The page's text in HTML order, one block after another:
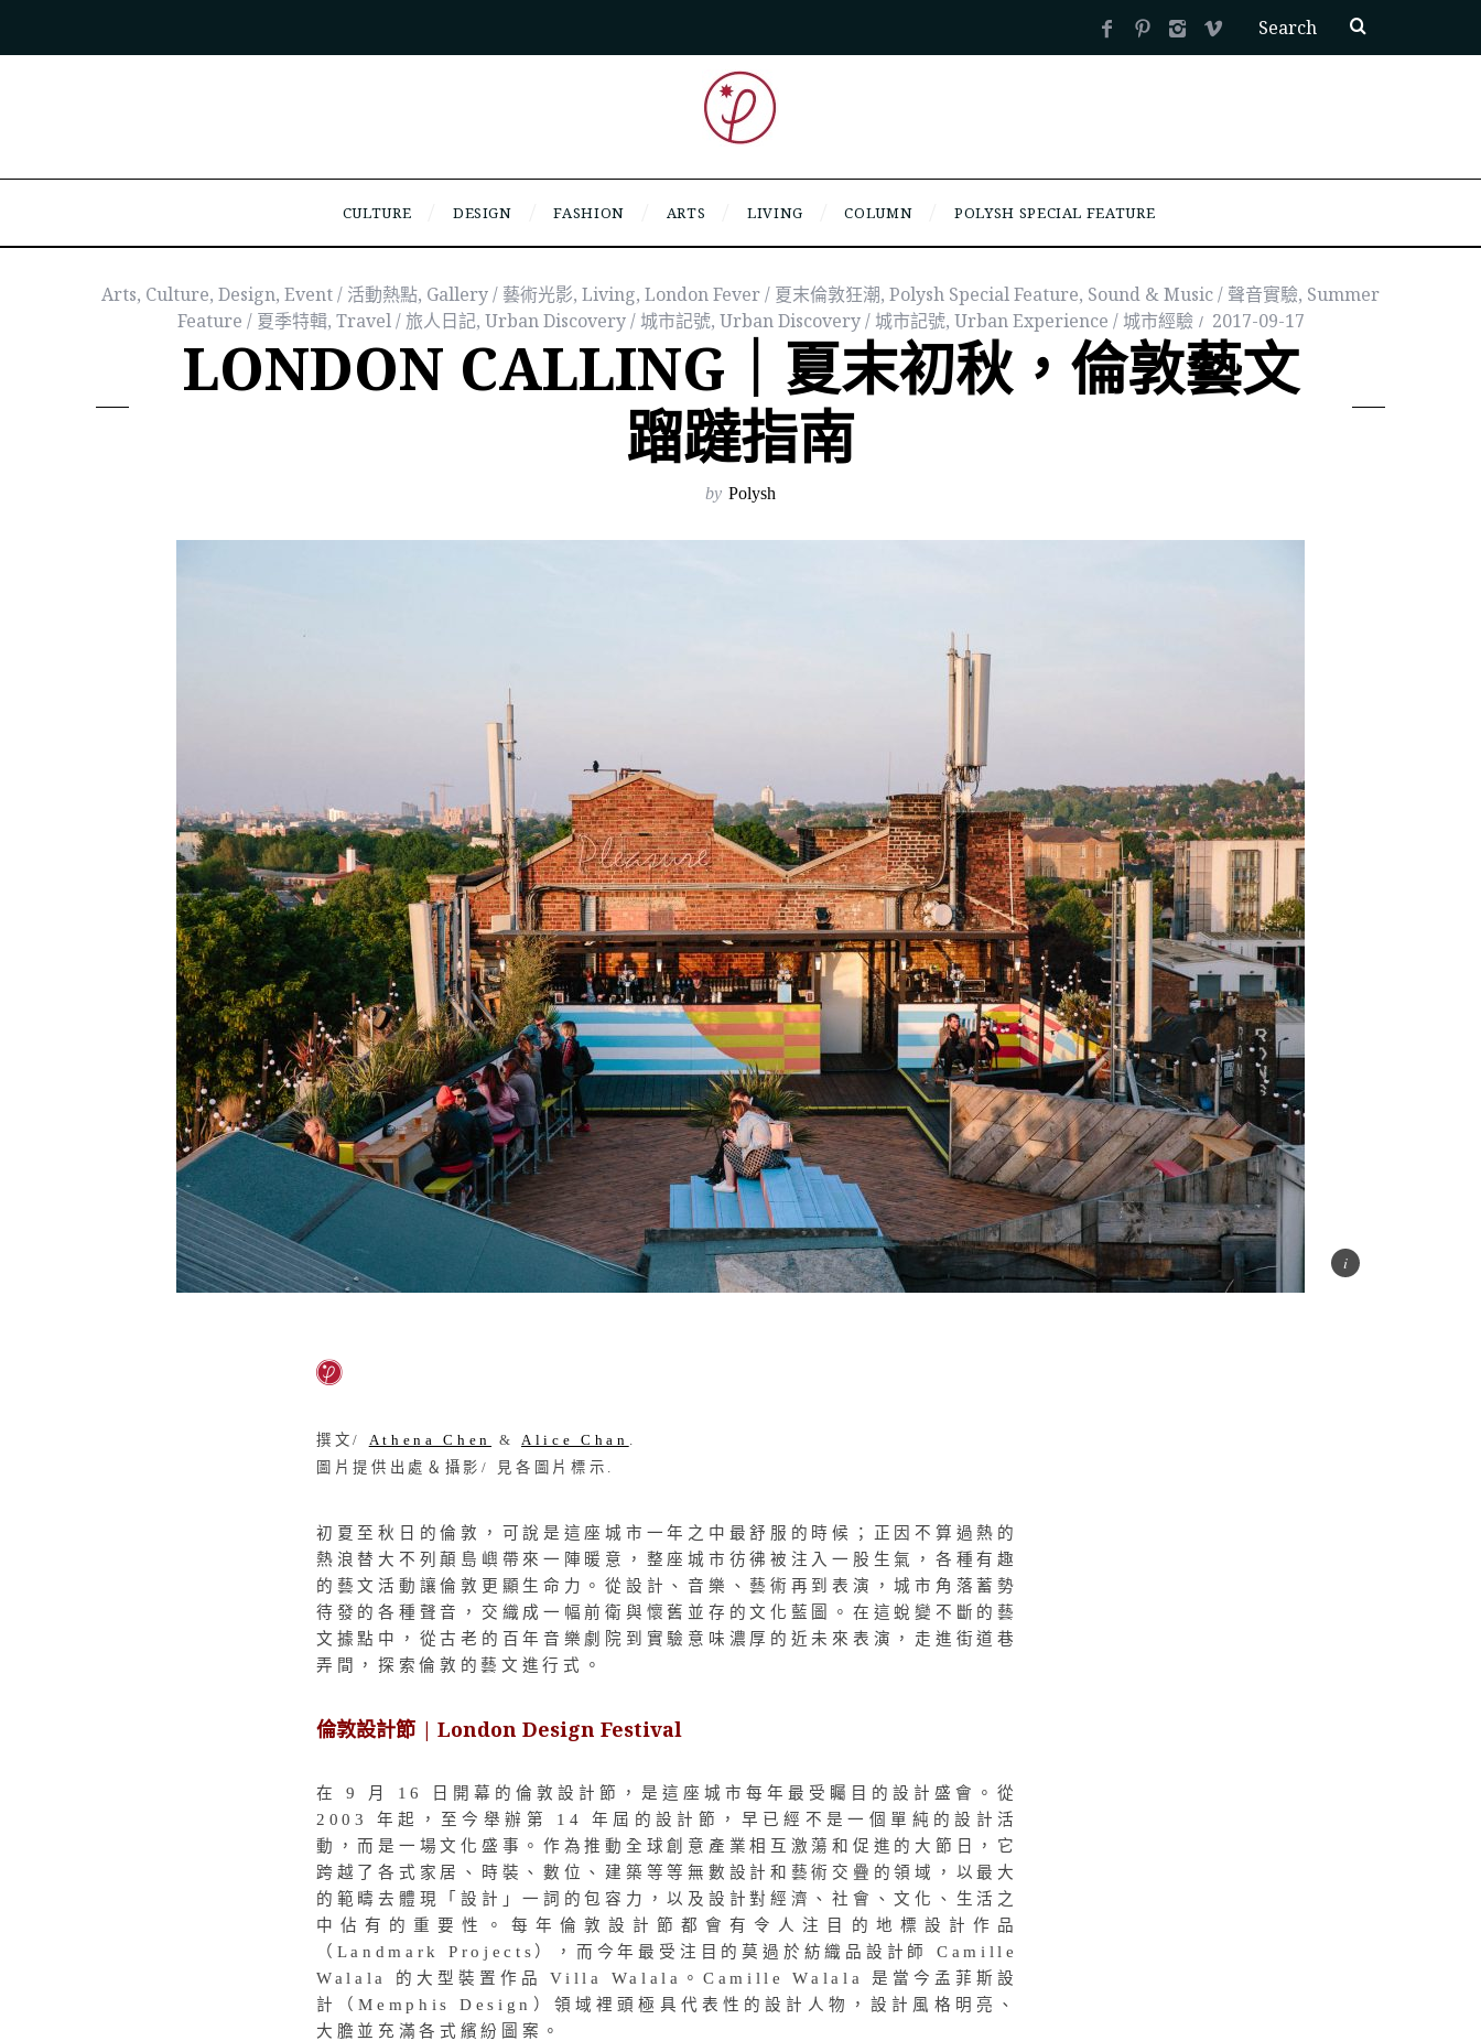
CULTURE DESIGN FASHION ARTS LIVING COLUMN POLYSH SPECIAL FEATURE
Arts, Culture, Design, Event / 活動熱點, Gallery / 藝術光影, Living, London Fever / 夏末倫敦狂潮, Polysh Special Feature, Sound & Music / 聲音實驗, Summer
Feature / 夏季特輯, Travel / 旅人日記, Urban Discovery / 城市記號, Urban Discovery / 城市記號, Urban Experience / 城市經驗 2017-09-17
LONDON CALLING｜夏末初秋，倫敦藝文
蹓躂指南
by Polysh
撰文/ Athena Chen & Alice Chan
圖片提供出處＆攝影/ 見各圖片標示.
初夏至秋日的倫敦，可說是這座城市一年之中最舒服的時候；正因不算過熱的
熱浪替大不列顛島嶼帶來一陣暖意，整座城市彷彿被注入一股生氣，各種有趣
的藝文活動讓倫敦更顯生命力。從設計、音樂、藝術再到表演，城市角落蓄勢
待發的各種聲音，交織成一幅前衛與懷舊並存的文化藍圖。在這蛻變不斷的藝
文據點中，從古老的百年音樂劇院到實驗意味濃厚的近未來表演，走進街道巷
弄間，探索倫敦的藝文進行式。
倫敦設計節 | London Design Festival
在 9 月 16 日開幕的倫敦設計節，是這座城市每年最受矚目的設計盛會。從
2003 年起，至今舉辦第 14 年屆的設計節，早已經不是一個單純的設計活
動，而是一場文化盛事。作為推動全球創意產業相互激蕩和促進的大節日，它
跨越了各式家居、時裝、數位、建築等等無數設計和藝術交疊的領域，以最大
的範疇去體現「設計」一詞的包容力，以及設計對經濟、社會、文化、生活之
中佔有的重要性。每年倫敦設計節都會有令人注目的地標設計作品
（Landmark Projects），而今年最受注目的莫過於紡織品設計師 Camille
Walala 的大型裝置作品 Villa Walala。Camille Walala 是當今孟菲斯設
計（Memphis Design）領域裡頭極具代表性的設計人物，設計風格明亮、
大膽並充滿各式繽紛圖案。